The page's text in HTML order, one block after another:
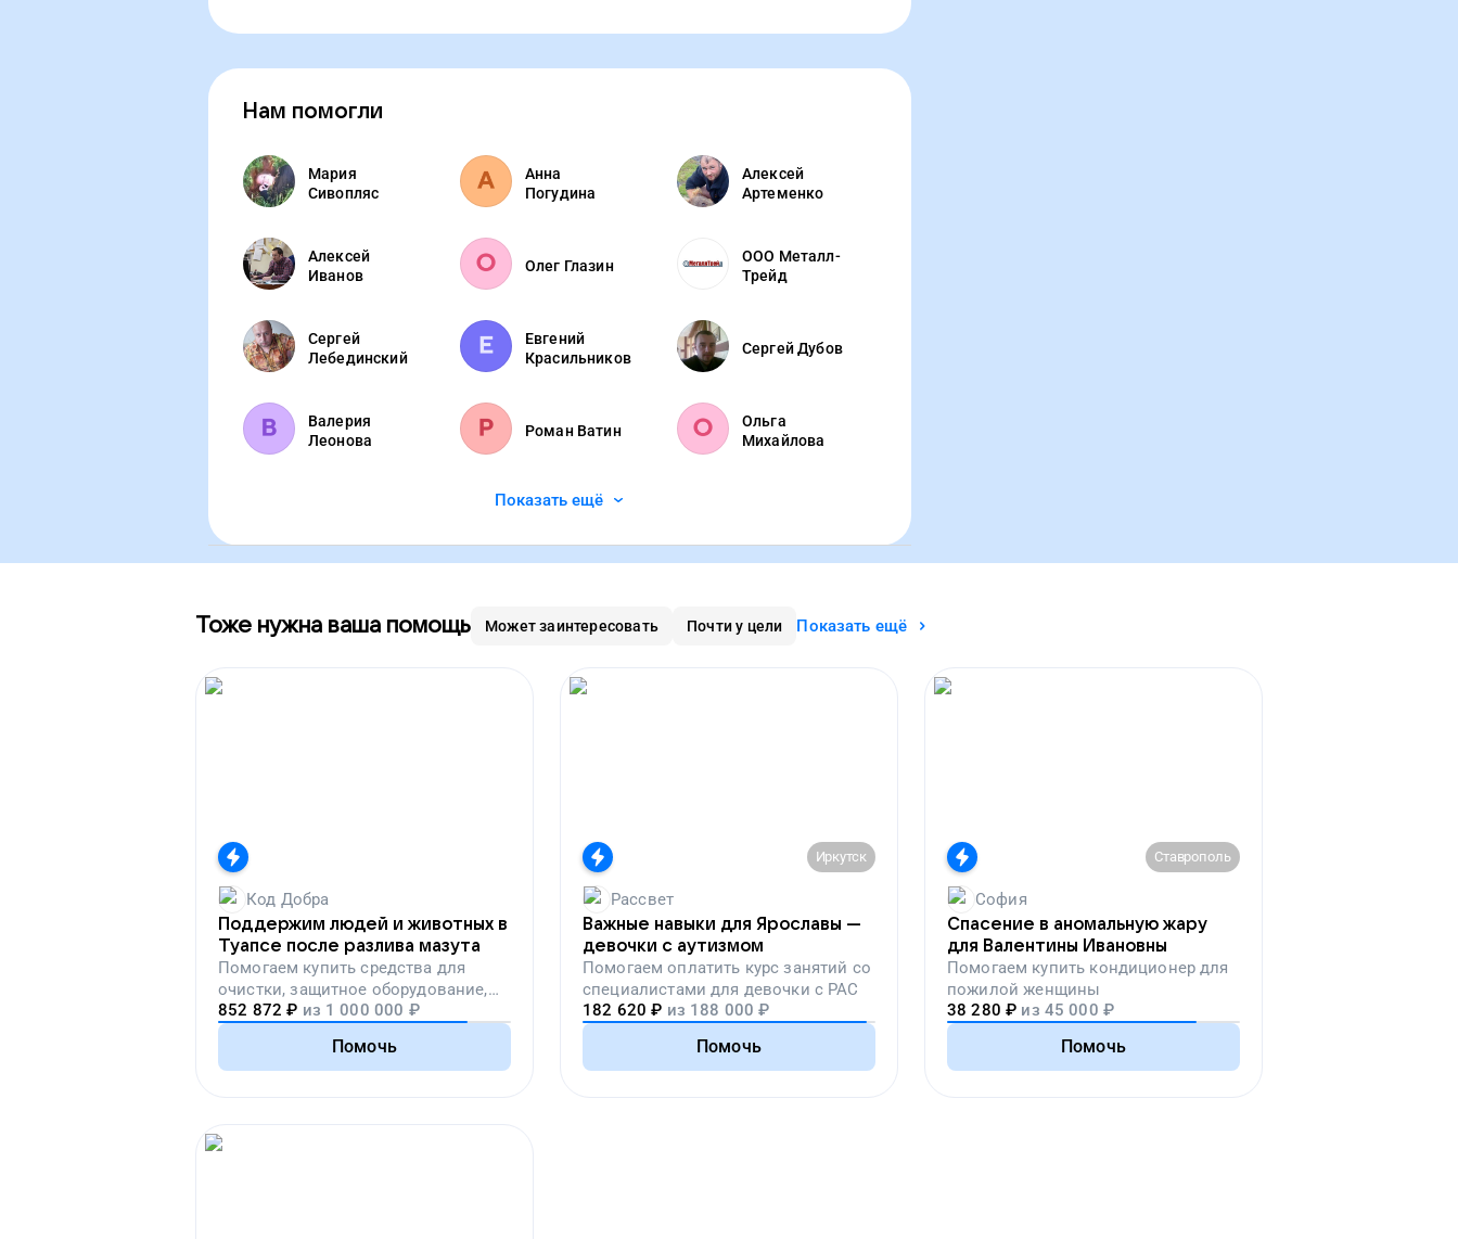
Нам помогли
Мария
Сивопляс
Анна
Погудина
Алексей
Артеменко
Алексей
Иванов
Олег Глазин
ООО Металл-
Трейд
Сергей
Лебединский
Евгений
Красильников
Сергей Дубов
Валерия
Леонова
Роман Ватин
Ольга
Михайлова
Показать ещё
Тоже нужна ваша помощь Может заинтересовать Почти у цели Показать ещё
Код Добра
Поддержим людей и животных в
Туапсе после разлива мазута
Помогаем купить средства для
очистки, защитное оборудование,
лекарства, корм и предметы первой
необходимости
852 872 ₽ из 1 000 000 ₽
Помочь
Иркутск
Рассвет
Важные навыки для Ярославы —
девочки с аутизмом
Помогаем оплатить курс занятий со
специалистами для девочки с РАС
182 620 ₽ из 188 000 ₽
Помочь
Ставрополь
София
Спасение в аномальную жару
для Валентины Ивановны
Помогаем купить кондиционер для
пожилой женщины
38 280 ₽ из 45 000 ₽
Помочь